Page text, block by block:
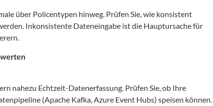
über Policentypen hinweg. Prüfen Sie, wie konsistent
Inkonsistente Dateneingabe ist die Hauptursache für
nahezu Echtzeit-Datenerfassung. Prüfen Sie, ob Ihre
(Apache Kafka, Azure Event Hubs) speisen können.